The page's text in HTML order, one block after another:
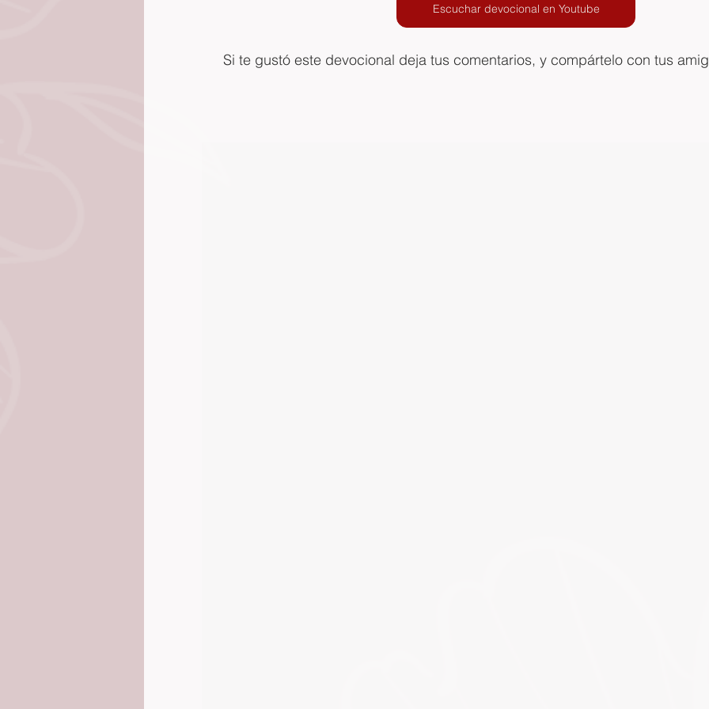
Escuchar devocional en Youtube
Si te gustó este devocional deja tus comentarios, y compártelo con tus